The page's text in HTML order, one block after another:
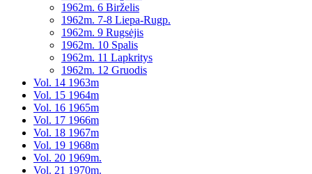
1962m. 6 Birželis
1962m. 7-8 Liepa-Rugp.
1962m. 9 Rugsėjis
1962m. 10 Spalis
1962m. 11 Lapkritys
1962m. 12 Gruodis
Vol. 14 1963m
Vol. 15 1964m
Vol. 16 1965m
Vol. 17 1966m
Vol. 18 1967m
Vol. 19 1968m
Vol. 20 1969m.
Vol. 21 1970m.